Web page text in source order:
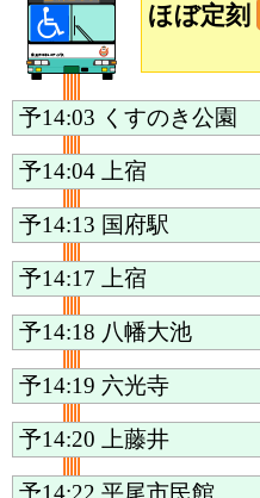
ほぼ定刻
予14:03 くすのき公園
予14:04 上宿
予14:13 国府駅
予14:17 上宿
予14:18 八幡大池
予14:19 六光寺
予14:20 上藤井
予14:22 平尾市民館